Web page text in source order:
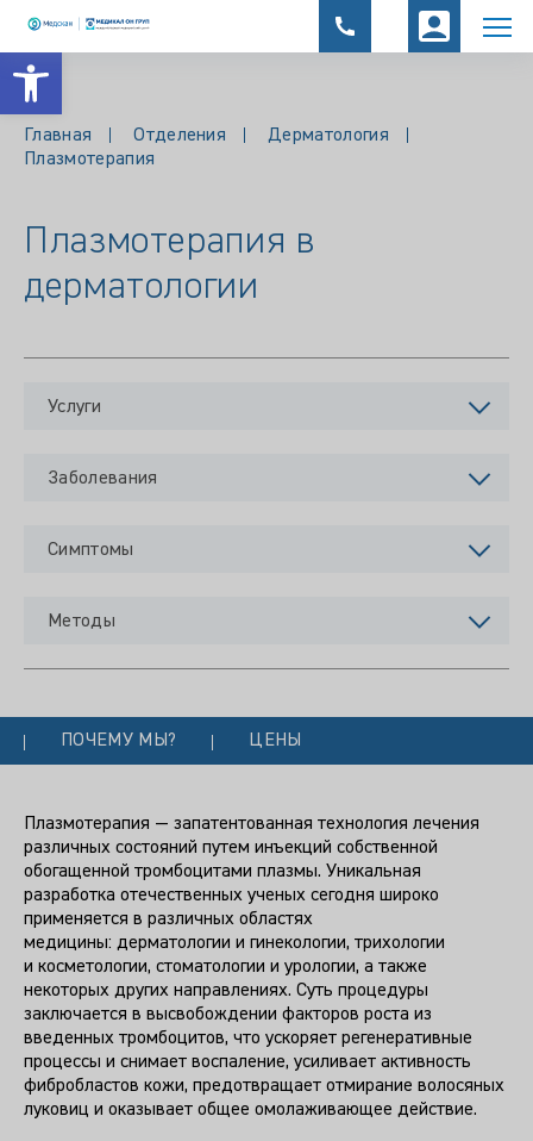
Открыть панель инструментов
Главная Отделения
Дерматология
Плазмотерапия
Плазмотерапия в
дерматологии
Услуги
Заболевания
Симптомы
Методы
ПОЧЕМУ МЫ? ЦЕНЫ
Плазмотерапия — запатентованная технология лечения
различных состояний путем инъекций собственной
обогащенной тромбоцитами плазмы. Уникальная
разработка отечественных ученых сегодня широко
применяется в различных областях
медицины: дерматологии и гинекологии, трихологии
и косметологии, стоматологии и урологии, а также
некоторых других направлениях. Суть процедуры
заключается в высвобождении факторов роста из
введенных тромбоцитов, что ускоряет регенеративные
процессы и снимает воспаление, усиливает активность
фибробластов кожи, предотвращает отмирание волосяных
луковиц и оказывает общее омолаживающее действие.